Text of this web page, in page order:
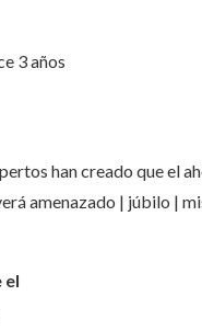
3 años
han creado que el
amenazado | júbilo |
el